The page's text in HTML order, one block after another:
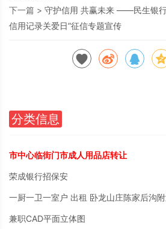
下一篇 > 守护信用 共赢未来 ——民生银行
信用记录关爱日”征信专题宣传
分类信息
市中心临街门市成人用品店转让
荣成银行招保安
一厨一卫一室户 出租 卧龙山庄陈家后沟
兼职CAD平面立体图